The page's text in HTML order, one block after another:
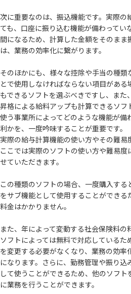
次に重要なのは、振込機能です。実際の
ても、口座に振り込む機能が備わってい
間になるため、計算した金額をそのまま
は、業務の効率化に繋がります。
そのほかにも、様々な控除や手当の種類
とで使用しなければならない項目がある
もできるソフトを選ぶべきですし、また
昇格による給料アップも計算できるソフ
使う事業所によってどのような機能が備
利かを、一度吟味することが重要です。
実際の給与計算機能の使い方やその難易
ここでは実際のソフトの使い方や難易度
せていただきます。
この種類のソフトの場合、一度購入する
をサブ機能として使用することができる
料金はかかりません。
また、年によって変動する社会保険料の
ソフトによっては無料で対応しているた
を変更する必要がなくなり、業務の効率
になります。さらに、勤務管理や振り込
して使うことができるため、他のソフト
に業務を行うことができます。